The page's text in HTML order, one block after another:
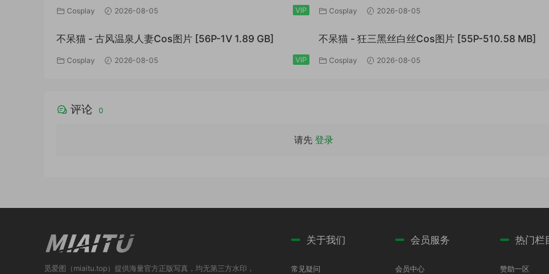
994.01 MB]
Cosplay 2026-08-05 VIP
[30P-142.8 MB]
Cosplay 2026-08-05
不呆猫 - 古风温泉人妻Cos图片 [56P-1V 1.89 GB]
Cosplay 2026-08-05 VIP
不呆猫 - 狂三黑丝白丝Cos图片 [55P-510.58 MB]
Cosplay 2026-08-05
评论 0
请先 登录
觅爱图（miaitu.top）提供海量官方正版写真，均无第三方水印，
关于我们
常见疑问
会员服务
会员中心
热门栏
赞助一区